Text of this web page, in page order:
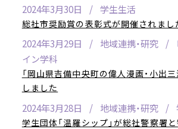
2024年3月30日 学生生活
総社市奨励賞の表彰式が開催されまし
2024年3月29日 地域連携・研究
イン学科
「岡山県吉備中央町の偉人漫画・小出
しました
2024年3月28日 地域連携・研究
学生団体「温羅シップ」が総社警察署